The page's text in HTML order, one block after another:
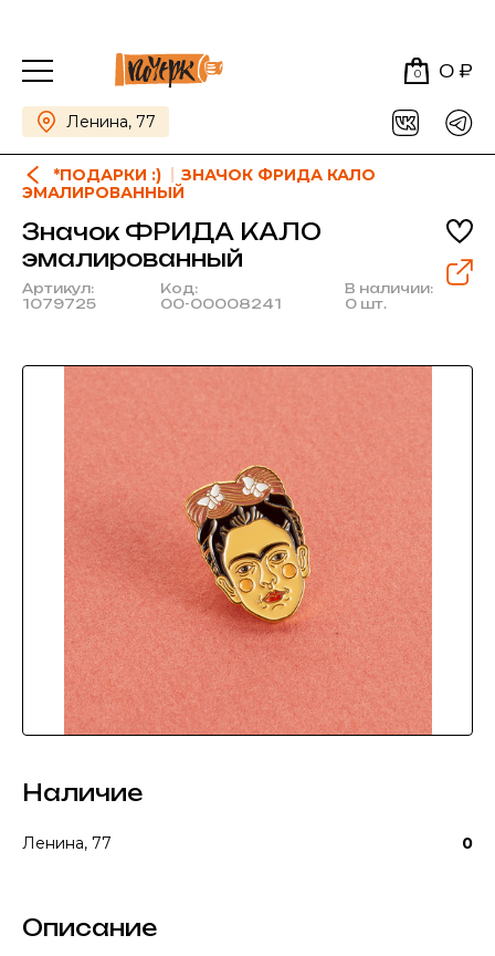
0 0 ₽
Ленина, 77
*ПОДАРКИ :)
ЗНАЧОК ФРИДА КАЛО
ЭМАЛИРОВАННЫЙ
Значок ФРИДА КАЛО
эмалированный
Артикул:
1079725
Код:
00-00008241
В наличии:
0 шт.
Наличие
Ленина, 77 0
Описание